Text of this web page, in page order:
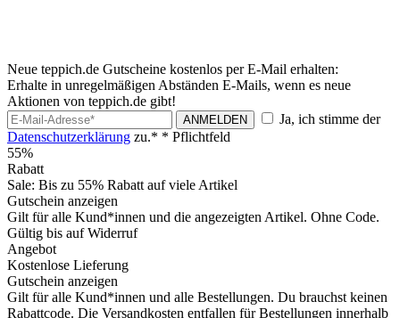
Neue teppich.de Gutscheine kostenlos per E-Mail erhalten:
Erhalte in unregelmäßigen Abständen E-Mails, wenn es neue
Aktionen von teppich.de gibt!
ANMELDEN
Ja, ich stimme der
Datenschutzerklärung zu.* * Pflichtfeld
55%
Rabatt
Sale: Bis zu 55% Rabatt auf viele Artikel
Gutschein anzeigen
Gilt für alle Kund*innen und die angezeigten Artikel. Ohne Code.
Gültig bis auf Widerruf
Angebot
Kostenlose Lieferung
Gutschein anzeigen
Gilt für alle Kund*innen und alle Bestellungen. Du brauchst keinen
Rabattcode. Die Versandkosten entfallen für Bestellungen innerhalb